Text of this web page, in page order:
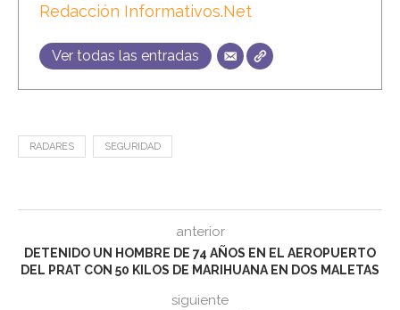
Redacción Informativos.Net
Ver todas las entradas
RADARES SEGURIDAD
anterior
DETENIDO UN HOMBRE DE 74 AÑOS EN EL AEROPUERTO
DEL PRAT CON 50 KILOS DE MARIHUANA EN DOS MALETAS
siguiente